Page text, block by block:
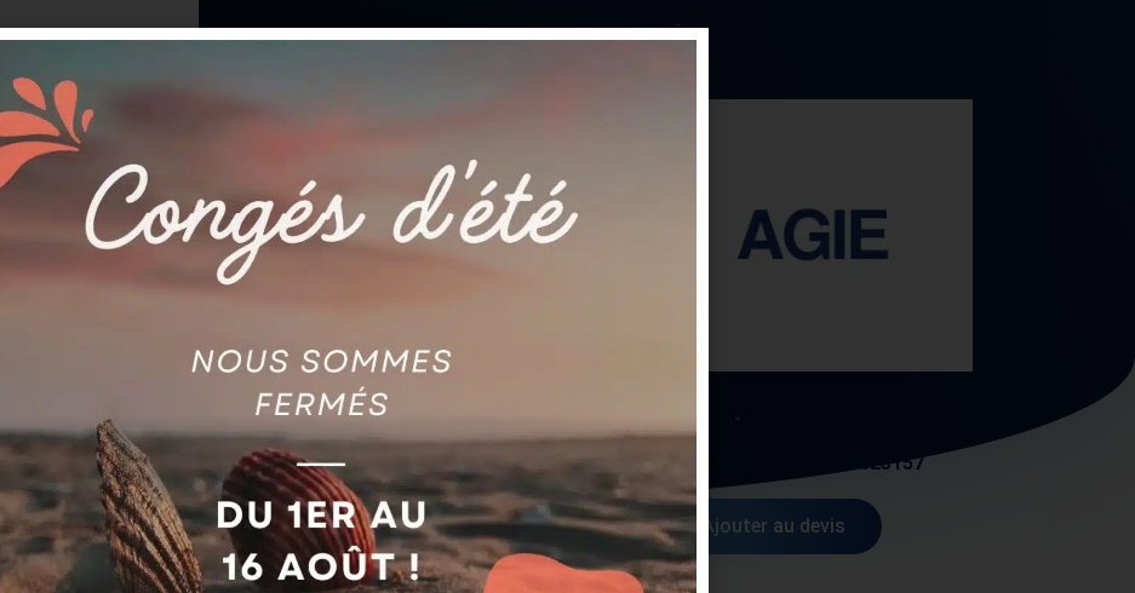
DIAPHRAGME AGIE 590.201.702
AG590201702
Ajouter au devis
AGIE
BATTERIE RECHARGEABLE
YUASA NP24-12 AG590022427
Ajouter au devis
AGIE
SWITCH SQ29 AG590025157
Ajouter au devis